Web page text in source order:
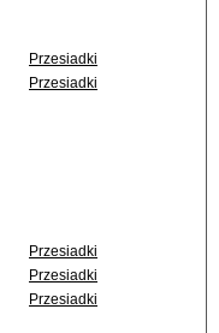
Przesiadki
Przesiadki
Przesiadki
Przesiadki
Przesiadki